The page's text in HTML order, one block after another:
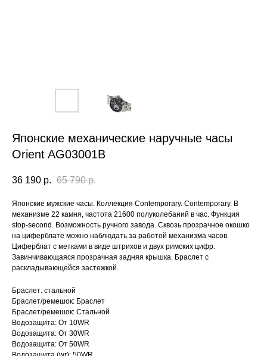
Японские механические наручные часы
Orient AG03001B
36 190 р. 65 790 р.
Японские мужские часы. Коллекция Contemporary. Contemporary. В
механизме 22 камня, частота 21600 полуколебаний в час. Функция
stop-second. Возможность ручного завода. Сквозь прозрачное окошко
на циферблате можно наблюдать за работой механизма часов.
Циферблат с метками в виде штрихов и двух римских цифр.
Завинчивающаяся прозрачная задняя крышка. Браслет с
раскладывающейся застежкой.
Браслет: стальной
Браслет/ремешок: Браслет
Браслет/ремешок: Стальной
Водозащита: От 10WR
Водозащита: От 30WR
Водозащита: От 50WR